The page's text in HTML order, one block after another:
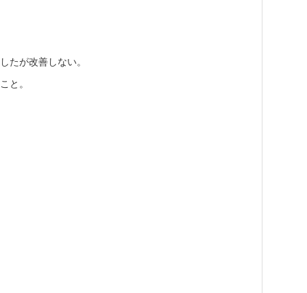
たが改善しない。
と。